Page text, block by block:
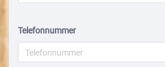
Telefonnummer